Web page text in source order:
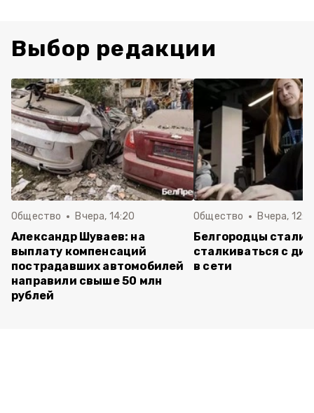
Выбор редакции
Общество Вчера, 14:20
Александр Шуваев: на
выплату компенсаций
пострадавших автомобилей
направили свыше 50 млн
рублей
Общество Вчера,
Белгородцы стали
сталкиваться с
в сети